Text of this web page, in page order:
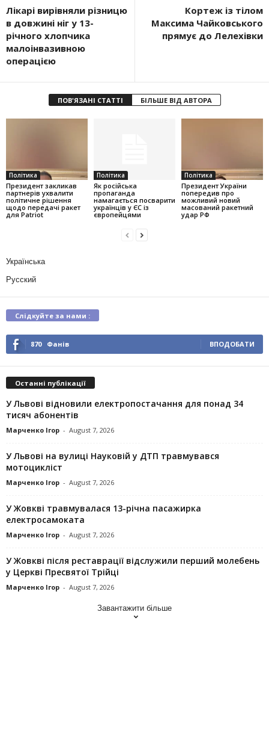
Лікарі вирівняли різницю
в довжині ніг у 13-
річного хлопчика
малоінвазивною
операцією
Кортеж із тілом
Максима Чайковського
прямує до Лелехівки
ПОВ'ЯЗАНІ СТАТТІ БІЛЬШЕ ВІД АВТОРА
Політика
Президент закликав
партнерів ухвалити
політичне рішення
щодо передачі ракет
для Patriot
Політика
Як російська
пропаганда
намагається посварити
українців у ЄС із
європейцями
Політика
Президент України
попередив про
можливий новий
масований ракетний
удар РФ
Українська
Русский
Слідкуйте за нами :
870 Фанів ВПОДОБАТИ
Останні публікації
У Львові відновили електропостачання для понад 34
тисяч абонентів
Марченко Ігор - August 7, 2026
У Львові на вулиці Науковій у ДТП травмувався
мотоцикліст
Марченко Ігор - August 7, 2026
У Жовкві травмувалася 13-річна пасажирка
електросамоката
Марченко Ігор - August 7, 2026
У Жовкві після реставрації відслужили перший молебень
у Церкві Пресвятої Трійці
Марченко Ігор - August 7, 2026
Завантажити більше